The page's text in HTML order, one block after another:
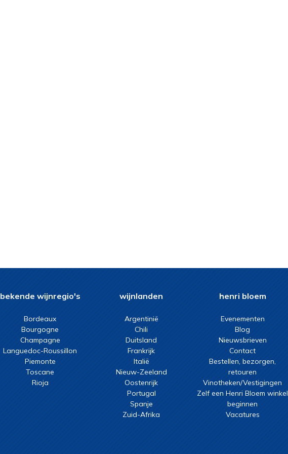
bekende wijnregio's
Bordeaux
Bourgogne
Champagne
Languedoc-Roussillon
Piemonte
Toscane
Rioja
wijnlanden
Argentinië
Chili
Duitsland
Frankrijk
Italië
Nieuw-Zeeland
Oostenrijk
Portugal
Spanje
Zuid-Afrika
henri bloem
Evenementen
Blog
Nieuwsbrieven
Contact
Bestellen, bezorgen,
retouren
Vinotheken/Vestigingen
Zelf een Henri Bloem winkel
beginnen
Vacatures